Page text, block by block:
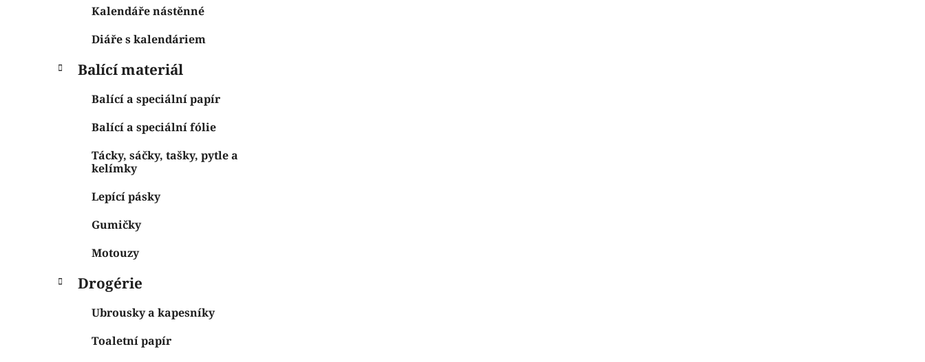
Kalendáře nástěnné
Diáře s kalendáriem
Balící materiál
Balící a speciální papír
Balící a speciální fólie
Tácky, sáčky, tašky, pytle a
kelímky
Lepící pásky
Gumičky
Motouzy
Drogérie
Ubrousky a kapesníky
Toaletní papír